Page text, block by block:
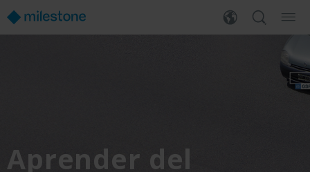
Aprender del